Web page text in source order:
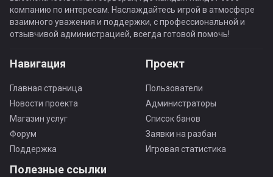
компанию по интересам. Наслаждайтесь игрой в атмосфере
взаимного уважения и поддержки, с профессиональной и
отзывчивой администрацией, всегда готовой помочь!
Навигация
Главная страница
Новости проекта
Магазин услуг
Форум
Поддержка
Проект
Пользователи
Администраторы
Список банов
Заявки на разбан
Игровая статистика
Полезные ссылки